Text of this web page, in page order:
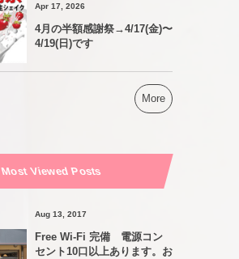
Apr 17, 2026
4月の半額感謝祭→4/17(金)〜
4/19(日)です
More
Most Viewed Posts
Aug 13, 2017
Free Wi-Fi 完備 電源コン
セント10口以上あります。お